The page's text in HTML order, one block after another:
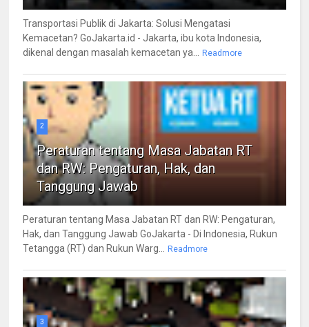
Transportasi Publik di Jakarta: Solusi Mengatasi
Kemacetan? GoJakarta.id - Jakarta, ibu kota Indonesia,
dikenal dengan masalah kemacetan ya... Readmore
2
Peraturan tentang Masa Jabatan RT
dan RW: Pengaturan, Hak, dan
Tanggung Jawab
Peraturan tentang Masa Jabatan RT dan RW: Pengaturan,
Hak, dan Tanggung Jawab GoJakarta - Di Indonesia, Rukun
Tetangga (RT) dan Rukun Warg... Readmore
3